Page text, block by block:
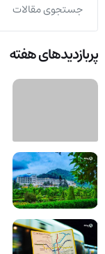
پربازدید‌های هفته